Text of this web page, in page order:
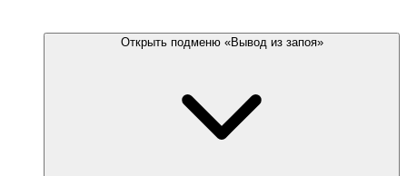
Открыть подменю «Вывод из запоя»